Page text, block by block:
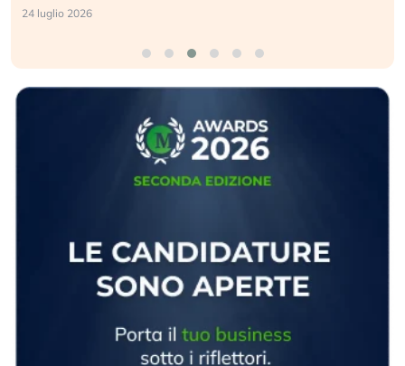
24 luglio 2026